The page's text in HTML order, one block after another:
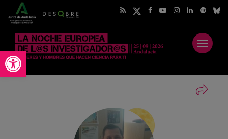
Abrir barra de herramientas
Abrir
menú